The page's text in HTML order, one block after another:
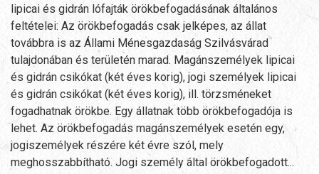
lipicai és gidrán lófajták örökbefogadásának általános
feltételei: Az örökbefogadás csak jelképes, az állat
továbbra is az Állami Ménesgazdaság Szilvásvárad
tulajdonában és területén marad. Magánszemélyek lipicai
és gidrán csikókat (két éves korig), jogi személyek lipicai
és gidrán csikókat (két éves korig), ill. törzsméneket
fogadhatnak örökbe. Egy állatnak több örökbefogadója is
lehet. Az örökbefogadás magánszemélyek esetén egy,
jogiszemélyek részére két évre szól, mely
meghosszabbítható. Jogi személy által örökbefogadott...